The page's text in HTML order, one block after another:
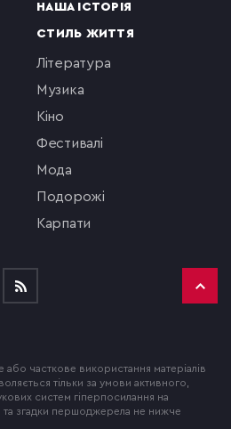
НАША ІСТОРІЯ
СТИЛЬ ЖИТТЯ
література
музика
кіно
фестивалі
мода
подорожі
Карпати
часткове використання матеріалів
тільки за умови активного,
систем гіперпосилання на
та згадки першоджерела не нижче